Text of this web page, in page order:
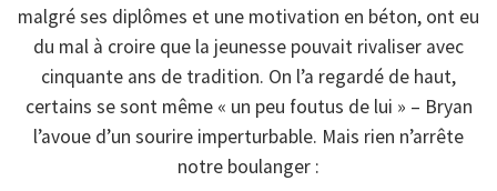
malgré ses diplômes et une motivation en béton, ont eu
du mal à croire que la jeunesse pouvait rivaliser avec
cinquante ans de tradition. On l’a regardé de haut,
certains se sont même « un peu foutus de lui » – Bryan
l’avoue d’un sourire imperturbable. Mais rien n’arrête
notre boulanger :